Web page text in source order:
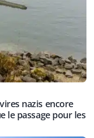
nazis encore
le passage pour les